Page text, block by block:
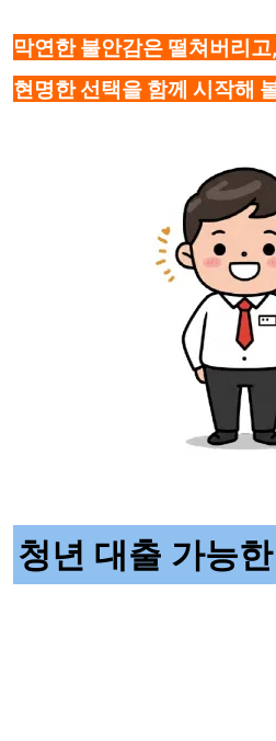
막연한 불안감은 떨쳐버리
현명한 선택을 함께 시작해
청년 대출 가능